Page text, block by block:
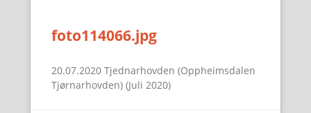
foto114066.jpg
20.07.2020 Tjednarhovden (Oppheimsdalen
Tjørnarhovden) (Juli 2020)